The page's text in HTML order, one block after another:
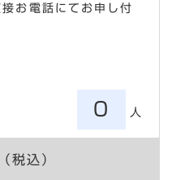
お電話にてお申し付
0 人
税込）